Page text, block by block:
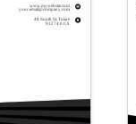
www.mywebsite.com
your.email@company.com
48 South St. Tulare
93274.0 CA